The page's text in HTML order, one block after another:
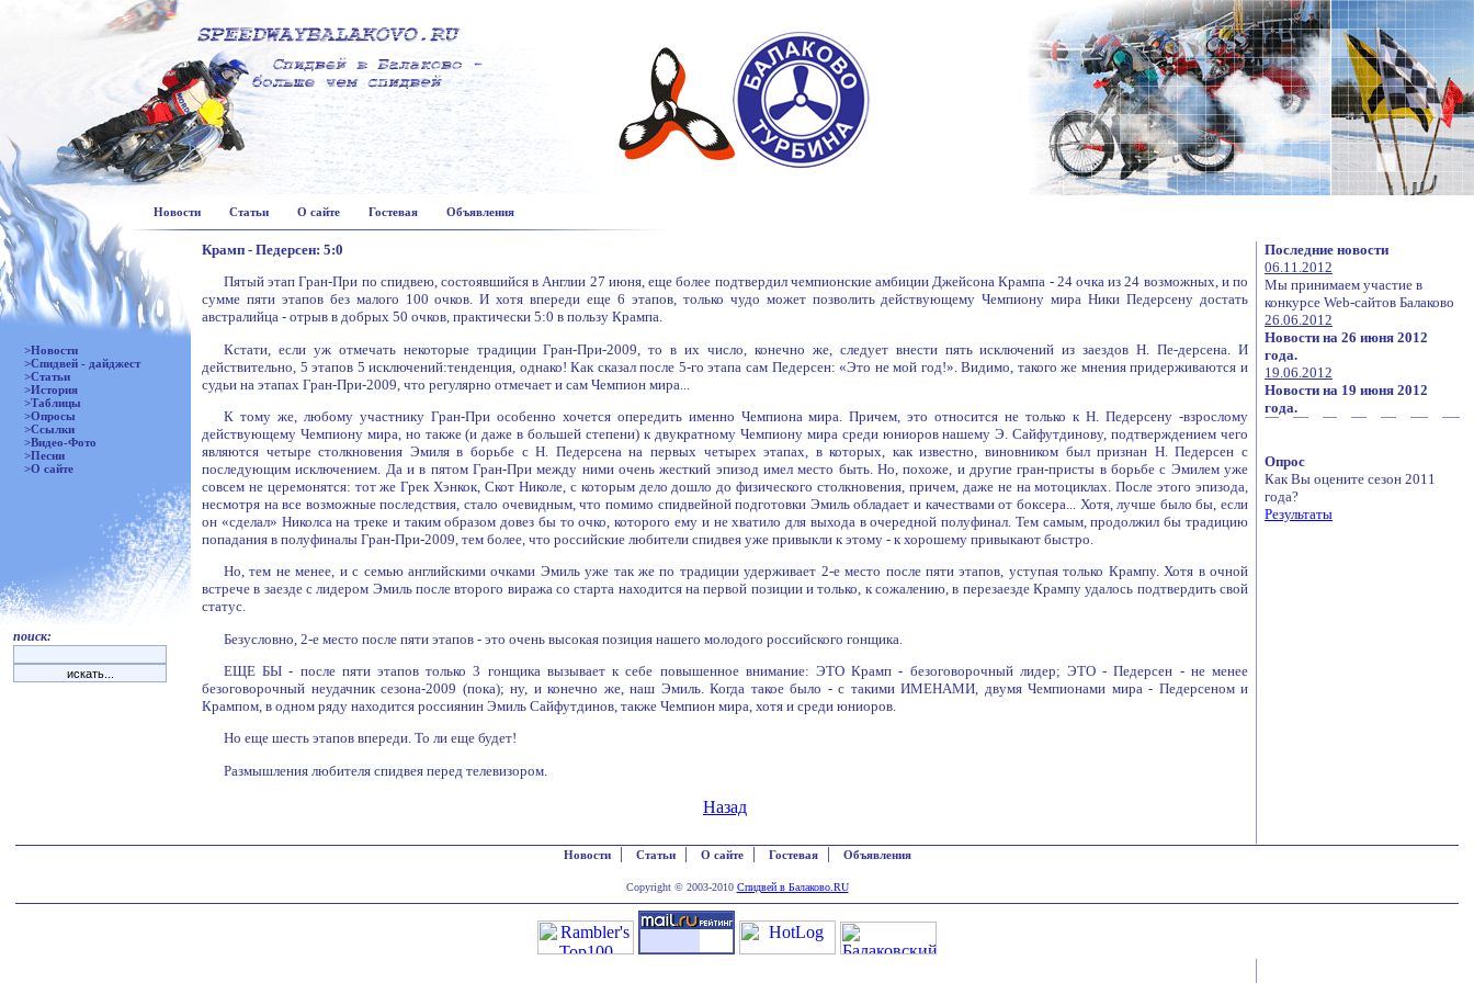
Новости Статьи О сайте Гостевая Объявления
>Новости
>Спидвей - дайджест
>Статьи
>История
>Таблицы
>Опросы
>Ссылки
>Видео-Фото
>Песни
>О сайте
поиск:
Крамп - Педерсен: 5:0
Пятый этап Гран-При по спидвею, состоявшийся в Англии 27 июня, еще более подтвердил чемпионские амбиции Джейсона Крампа - 24 очка из 24 возможных, и по
сумме пяти этапов без малого 100 очков. И хотя впереди еще 6 этапов, только чудо может позволить действующему Чемпиону мира Ники Педерсену достать
австралийца - отрыв в добрых 50 очков, практически 5:0 в пользу Крампа.
Кстати, если уж отмечать некоторые традиции Гран-При-2009, то в их число, конечно же, следует внести пять исключений из заездов Н. Пе-дерсена. И
действительно, 5 этапов 5 исключений:тенденция, однако! Как сказал после 5-го этапа сам Педерсен: «Это не мой год!». Видимо, такого же мнения придерживаются и
судьи на этапах Гран-При-2009, что регулярно отмечает и сам Чемпион мира...
К тому же, любому участнику Гран-При особенно хочется опередить именно Чемпиона мира. Причем, это относится не только к Н. Педерсену -взрослому
действующему Чемпиону мира, но также (и даже в большей степени) к двукратному Чемпиону мира среди юниоров нашему Э. Сайфутдинову, подтверждением чего
являются четыре столкновения Эмиля в борьбе с Н. Педерсена на первых четырех этапах, в которых, как известно, виновником был признан Н. Педерсен с
последующим исключением. Да и в пятом Гран-При между ними очень жесткий эпизод имел место быть. Но, похоже, и другие гран-присты в борьбе с Эмилем уже
совсем не церемонятся: тот же Грек Хэнкок, Скот Николе, с которым дело дошло до физического столкновения, причем, даже не на мотоциклах. После этого эпизода,
несмотря на все возможные последствия, стало очевидным, что помимо спидвейной подготовки Эмиль обладает и качествами от боксера... Хотя, лучше было бы, если
он «сделал» Николса на треке и таким образом довез бы то очко, которого ему и не хватило для выхода в очередной полуфинал. Тем самым, продолжил бы традицию
попадания в полуфиналы Гран-При-2009, тем более, что российские любители спидвея уже привыкли к этому - к хорошему привыкают быстро.
Но, тем не менее, и с семью английскими очками Эмиль уже так же по традиции удерживает 2-е место после пяти этапов, уступая только Крампу. Хотя в очной
встрече в заезде с лидером Эмиль после второго виража со старта находится на первой позиции и только, к сожалению, в перезаезде Крампу удалось подтвердить свой
статус.
Безусловно, 2-е место после пяти этапов - это очень высокая позиция нашего молодого российского гонщика.
ЕЩЕ БЫ - после пяти этапов только 3 гонщика вызывает к себе повышенное внимание: ЭТО Крамп - безоговорочный лидер; ЭТО - Педерсен - не менее
безоговорочный неудачник сезона-2009 (пока); ну, и конечно же, наш Эмиль. Когда такое было - с такими ИМЕНАМИ, двумя Чемпионами мира - Педерсеном и
Крампом, в одном ряду находится россиянин Эмиль Сайфутдинов, также Чемпион мира, хотя и среди юниоров.
Но еще шесть этапов впереди. То ли еще будет!
Размышления любителя спидвея перед телевизором.
Назад
Последние новости
06.11.2012
Мы принимаем участие в
конкурсе Web-сайтов Балаково
26.06.2012
Новости на 26 июня 2012
года.
19.06.2012
Новости на 19 июня 2012
года.
Опрос
Как Вы оцените сезон 2011
года?
Результаты
Новости| Статьи| О сайте| Гостевая| Объявления
Copyright © 2003-2010 Спидвей в Балаково.RU